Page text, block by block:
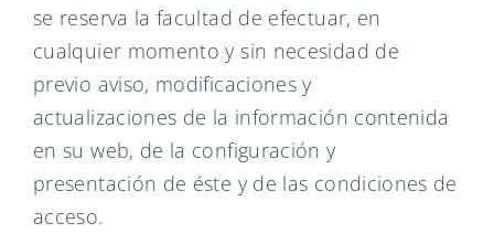
se reserva la facultad de efectuar, en
cualquier momento y sin necesidad de
previo aviso, modificaciones y
actualizaciones de la información contenida
en su web, de la configuración y
presentación de éste y de las condiciones de
acceso.